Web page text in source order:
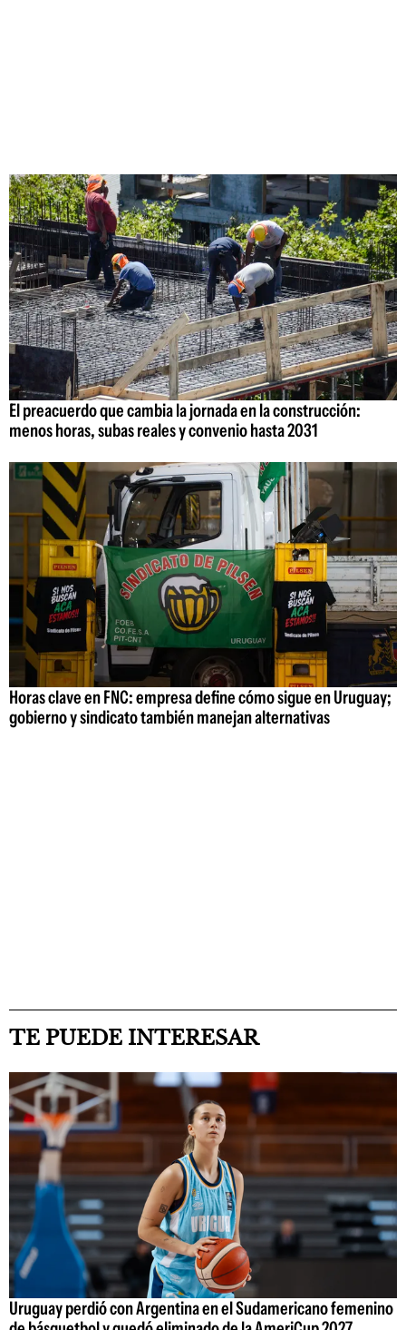
El preacuerdo que cambia la jornada en la construcción:
menos horas, subas reales y convenio hasta 2031
Horas clave en FNC: empresa define cómo sigue en Uruguay;
gobierno y sindicato también manejan alternativas
TE PUEDE INTERESAR
Uruguay perdió con Argentina en el Sudamericano femenino